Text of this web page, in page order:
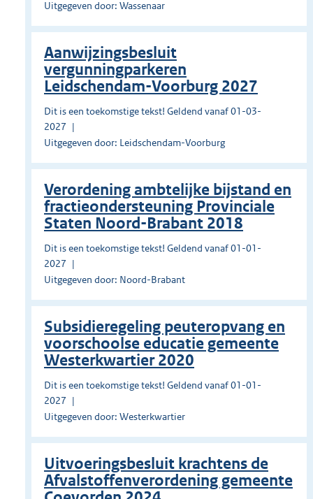
Uitgegeven door: Wassenaar
Aanwijzingsbesluit
vergunningparkeren
Leidschendam-Voorburg 2027
Dit is een toekomstige tekst! Geldend vanaf 01-03-
2027
Uitgegeven door: Leidschendam-Voorburg
Verordening ambtelijke bijstand en
fractieondersteuning Provinciale
Staten Noord-Brabant 2018
Dit is een toekomstige tekst! Geldend vanaf 01-01-
2027
Uitgegeven door: Noord-Brabant
Subsidieregeling peuteropvang en
voorschoolse educatie gemeente
Westerkwartier 2020
Dit is een toekomstige tekst! Geldend vanaf 01-01-
2027
Uitgegeven door: Westerkwartier
Uitvoeringsbesluit krachtens de
Afvalstoffenverordening gemeente